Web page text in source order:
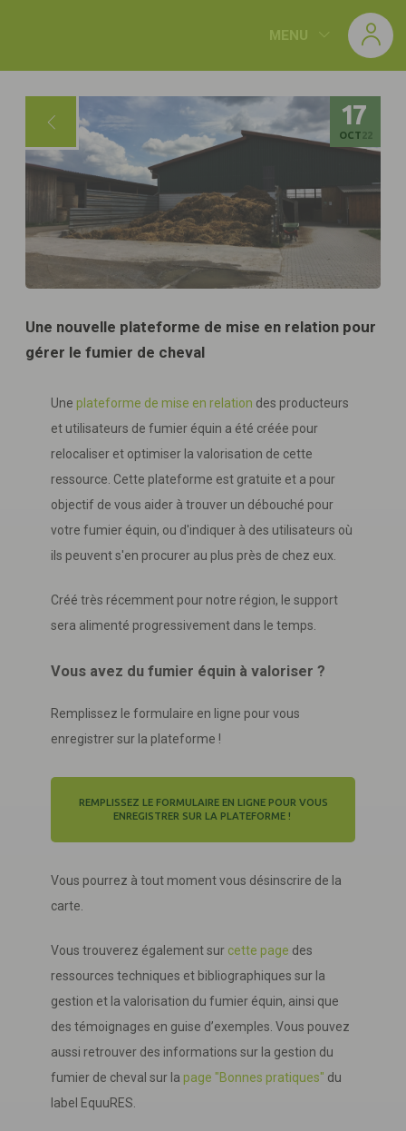
MENU
17
OCT 22
Une nouvelle plateforme de mise en relation pour
gérer le fumier de cheval
Une plateforme de mise en relation des producteurs
et utilisateurs de fumier équin a été créée pour
relocaliser et optimiser la valorisation de cette
ressource. Cette plateforme est gratuite et a pour
objectif de vous aider à trouver un débouché pour
votre fumier équin, ou d'indiquer à des utilisateurs où
ils peuvent s'en procurer au plus près de chez eux.
Créé très récemment pour notre région, le support
sera alimenté progressivement dans le temps.
Vous avez du fumier équin à valoriser ?
Remplissez le formulaire en ligne pour vous
enregistrer sur la plateforme !
REMPLISSEZ LE FORMULAIRE EN LIGNE POUR VOUS
ENREGISTRER SUR LA PLATEFORME !
Vous pourrez à tout moment vous désinscrire de la
carte.
Vous trouverez également sur cette page des
ressources techniques et bibliographiques sur la
gestion et la valorisation du fumier équin, ainsi que
des témoignages en guise d’exemples. Vous pouvez
aussi retrouver des informations sur la gestion du
fumier de cheval sur la page "Bonnes pratiques" du
label EquuRES.